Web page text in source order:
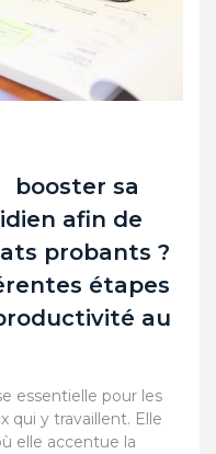
booster sa
afin de
probants ?
étapes
au
essentielle pour les
qui y travaillent. Elle
elle accentue la